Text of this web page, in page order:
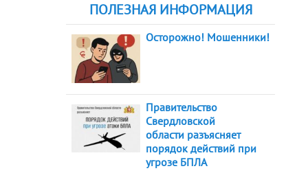
ПОЛЕЗНАЯ ИНФОРМАЦИЯ
Осторожно! Мошенники!
Правительство
Свердловской
области разъясняет
порядок действий при
угрозе БПЛА